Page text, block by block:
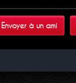
Envoyer à un ami